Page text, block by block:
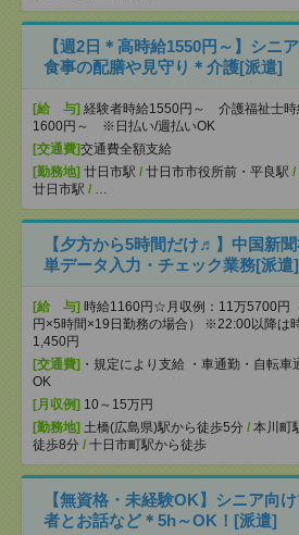
【週2日＊高時給1550円～】シニ
食事の配膳や見守り＊介護[派遣]
[給 与] 経験者時給1550円～ 介護福祉士時
1600円～ ※日払い/週払いOK
[交通費]交通費全額支給
[勤務地] 廿日市駅 / 廿日市市役所前・平良駅 /
廿日市駅 / …
【夕方から5時間だけ♬】中国新
単データ入力・チェック業務[派遣]
[給 与] 時給1160円☆月収例：11万5700円
円×5時間×19日勤務の場合） ※22:00以降は
1,450円
[交通費] ・規定により支給 ・車通勤・自転車
OK
[月収例] 10～15万円
[勤務地] 土橋(広島県)駅から徒歩5分 / 本川町
徒歩8分 / 十日市町駅から徒歩
【無資格・未経験OK】シニア向
者とお話など＊5h～OK！[派遣]